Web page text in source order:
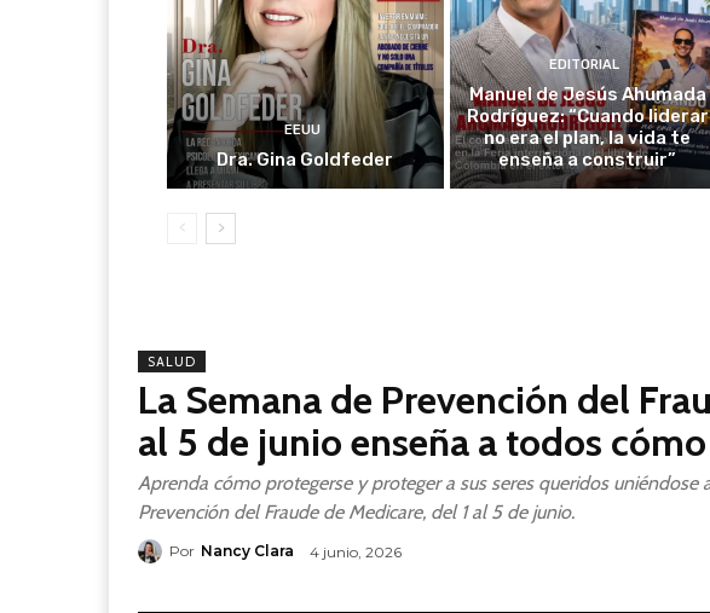
EEUU
Dra. Gina Goldfeder
EDITORIAL
Manuel de Jesús Ahumada
Rodríguez: “Cuando liderar
no era el plan, la vida te
enseña a construir”